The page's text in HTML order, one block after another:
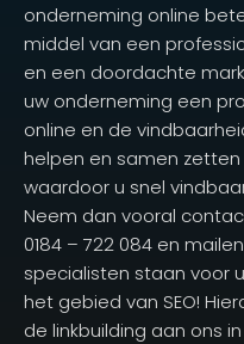
onderneming online
middel van een
en een doordachte
uw onderneming een
online en de
helpen en samen
waardoor u snel
Neem dan vooral
0184 – 722 084 en
specialisten staan voor
het gebied van SEO!
de linkbuilding aan ons